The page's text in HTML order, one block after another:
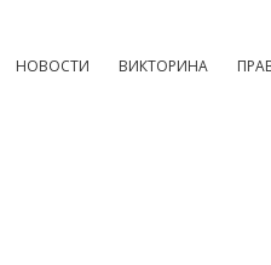
НОВОСТИ ВИКТОРИНА